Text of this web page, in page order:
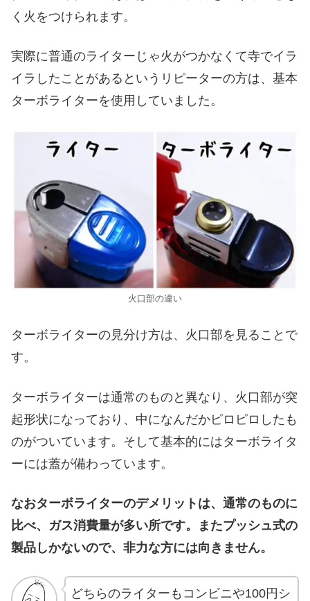
く火をつけられます。
実際に普通のライターじゃ火がつかなくて寺でイラ
イラしたことがあるというリピーターの方は、基本
ターボライターを使用していました。
火口部の違い
ターボライターの見分け方は、火口部を見ることで
す。
ターボライターは通常のものと異なり、火口部が突
起形状になっており、中になんだかピロピロしたも
のがついています。そして基本的にはターボライタ
ーには蓋が備わっています。
なおターボライターのデメリットは、通常のものに
比べ、ガス消費量が多い所です。またプッシュ式の
製品しかないので、非力な方には向きません。
どちらのライターもコンビニや100円シ